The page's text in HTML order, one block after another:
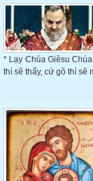
* Lạy Chúa Giêsu
thì sẽ thấy, cứ gõ thì sẽ